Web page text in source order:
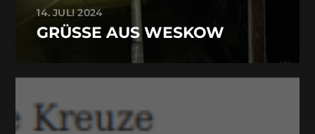
14. JULI 2024
GRÜSSE AUS WESKOW